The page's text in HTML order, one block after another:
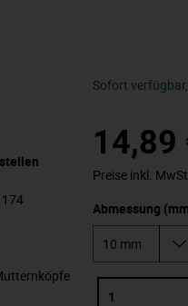
Sofort
14,89
Preise inkl.
Abmessung